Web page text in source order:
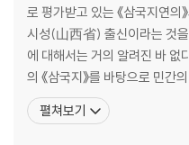
로 평가받고 있는 《삼국지연의
시성(山西省) 출신이라는 것
에 대해서는 거의 알려진 바 없
의 《삼국지》를 바탕으로 민
(三國戱) 등 여기저기 흩어져
엮어 펴낸 것이다. 이 외에 《수호
펼쳐보기